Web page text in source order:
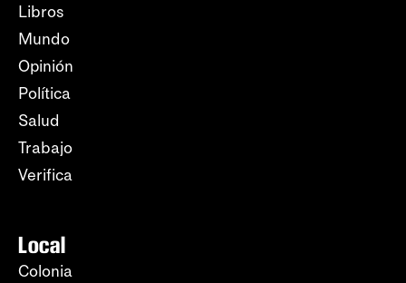
Libros
Mundo
Opinión
Política
Salud
Trabajo
Verifica
Local
Colonia